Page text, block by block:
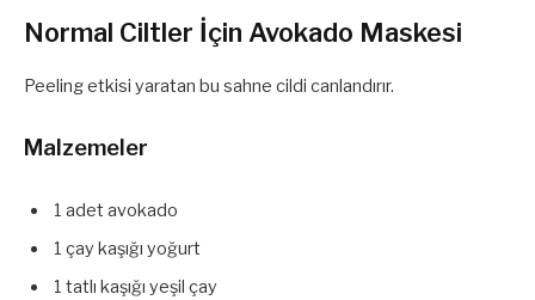
Normal Ciltler İçin Avokado Maskesi
Peeling etkisi yaratan bu sahne cildi canlandırır.
Malzemeler
1 adet avokado
1 çay kaşığı yoğurt
1 tatlı kaşığı yeşil çay